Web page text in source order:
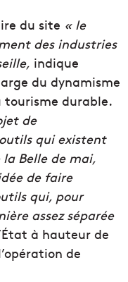
du site « le
des industries
indique
du dynamisme
tourisme durable.
de
qui existent
Belle de mai,
de faire
qui, pour
assez séparée
à hauteur de
de